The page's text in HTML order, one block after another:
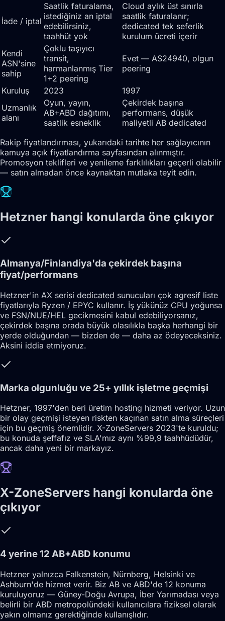
İade / iptal
Saatlik faturalama,
istediğiniz an iptal
edebilirsiniz,
taahhüt yok
Cloud aylık üst sınırla
saatlik faturalanır;
dedicated tek seferlik
kurulum ücreti içerir
Kendi
ASN'sine
sahip
Çoklu taşıyıcı
transit,
harmanlanmış Tier
1+2 peering
Evet — AS24940, olgun
peering
Kuruluş 2023
1997
Uzmanlık
alanı
Oyun, yayın,
AB+ABD dağıtımı,
saatlik esneklik
Çekirdek başına
performans, düşük
maliyetli AB dedicated
Rakip fiyatlandırması, yukarıdaki tarihte her sağlayıcının
kamuya açık fiyatlandırma sayfasından alınmıştır.
Promosyon teklifleri ve yenileme farklılıkları geçerli olabilir
— satın almadan önce kaynaktan mutlaka teyit edin.
Hetzner hangi konularda öne çıkıyor
Almanya/Finlandiya'da çekirdek başına
fiyat/performans
Hetzner'in AX serisi dedicated sunucuları çok agresif liste
fiyatlarıyla Ryzen / EPYC kullanır. İş yükünüz CPU yoğunsa
ve FSN/NUE/HEL gecikmesini kabul edebiliyorsanız,
çekirdek başına orada büyük olasılıkla başka herhangi bir
yerde olduğundan — bizden de — daha az ödeyeceksiniz.
Aksini iddia etmiyoruz.
Marka olgunluğu ve 25+ yıllık işletme geçmişi
Hetzner, 1997'den beri üretim hosting hizmeti veriyor. Uzun
bir olay geçmişi isteyen riskten kaçınan satın alma süreçleri
için bu geçmiş önemlidir. X-ZoneServers 2023'te kuruldu;
bu konuda şeffafız ve SLA'mız aynı %99,9 taahhüdüdür,
ancak daha yeni bir markayız.
X-ZoneServers hangi konularda öne
çıkıyor
4 yerine 12 AB+ABD konumu
Hetzner yalnızca Falkenstein, Nürnberg, Helsinki ve
Ashburn'de hizmet verir. Biz AB ve ABD'de 12 konuma
kuruluyoruz — Güney-Doğu Avrupa, İber Yarımadası veya
belirli bir ABD metropolündeki kullanıcılara fiziksel olarak
yakın olmanız gerektiğinde kullanışlıdır.